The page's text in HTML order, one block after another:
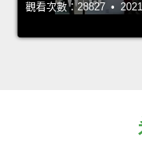
觀看次數：28827 •